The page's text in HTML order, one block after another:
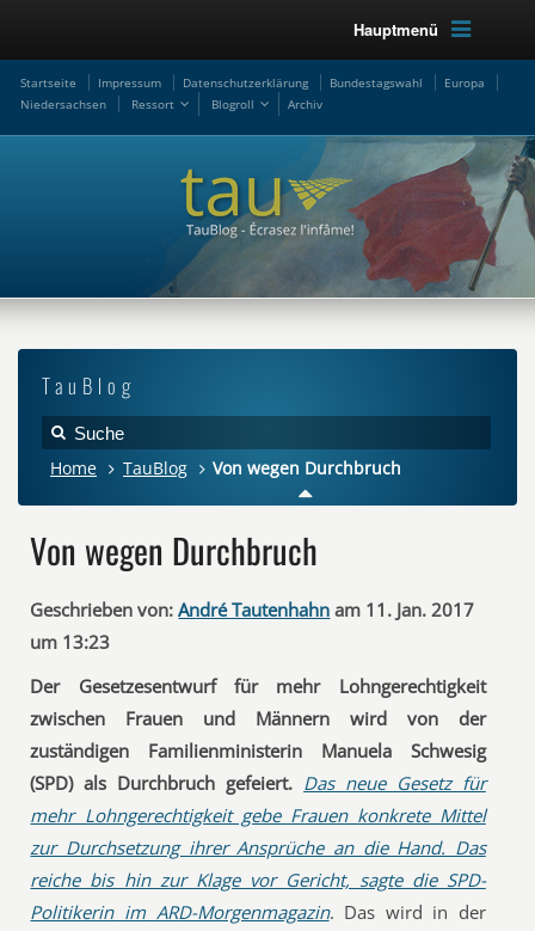
Hauptmenü
Startseite Impressum Datenschutzerklärung Bundestagswahl
Europa
Niedersachsen
Ressort Blogroll Archiv
TauBlog
Home TauBlog Von wegen Durchbruch
Von wegen Durchbruch
Geschrieben von: André Tautenhahn am 11. Jan. 2017
um 13:23
Der Gesetzesentwurf für mehr Lohngerechtigkeit
zwischen Frauen und Männern wird von der
zuständigen Familienministerin Manuela Schwesig
(SPD) als Durchbruch gefeiert. Das neue Gesetz für
mehr Lohngerechtigkeit gebe Frauen konkrete Mittel
zur Durchsetzung ihrer Ansprüche an die Hand. Das
reiche bis hin zur Klage vor Gericht, sagte die SPD-
Politikerin im ARD-Morgenmagazin. Das wird in der